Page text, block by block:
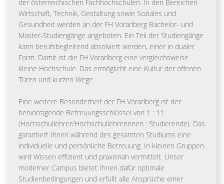
der österreichischen Fachhochschulen. In den Bereichen
Wirtschaft, Technik, Gestaltung sowie Soziales und
Gesundheit werden an der FH Vorarlberg Bachelor- und
Master-Studiengänge angeboten. Ein Teil der Studiengänge
kann berufsbegleitend absolviert werden, einer in dualer
Form. Damit ist die FH Vorarlberg eine vergleichsweise
kleine Hochschule. Das ermöglicht eine Kultur der offenen
Türen und kurzen Wege.
Eine weitere Besonderheit der FH Vorarlberg ist der
hervorragende Betreuungsschlüssel von 1 : 11
(Hochschullehrer/Hochschullehrerinnen : Studierende). Das
garantiert Ihnen während des gesamten Studiums eine
individuelle und persönliche Betreuung. In kleinen Gruppen
wird Wissen effizient und praxisnah vermittelt. Unser
moderner Campus bietet Ihnen dafür optimale
Studienbedingungen und erfüllt alle Ansprüche einer